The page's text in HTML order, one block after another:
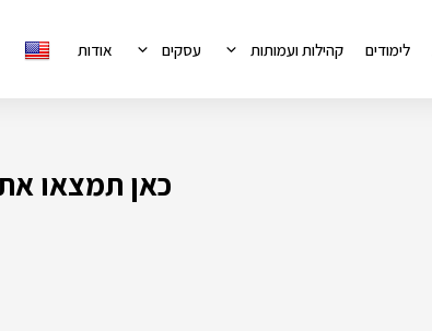
לימודים קהילות ועמותות עסקים אודות
כאן תמצאו